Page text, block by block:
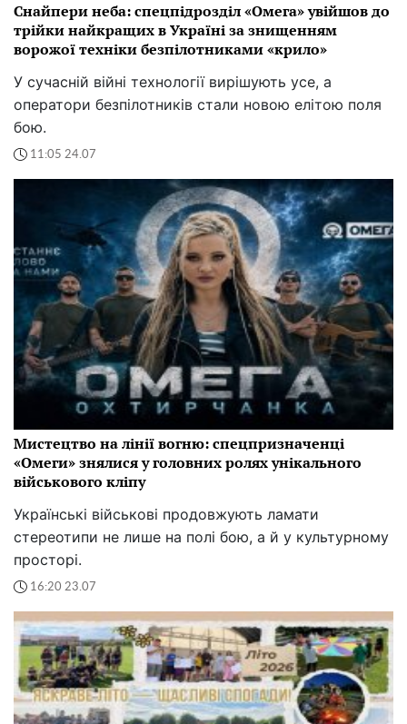
Снайпери неба: спецпідрозділ «Омега» увійшов до
трійки найкращих в Україні за знищенням
ворожої техніки безпілотниками «крило»
У сучасній війні технології вирішують усе, а
оператори безпілотників стали новою елітою поля
бою.
11:05 24.07
Мистецтво на лінії вогню: спецпризначенці
«Омеги» знялися у головних ролях унікального
військового кліпу
Українські військові продовжують ламати
стереотипи не лише на полі бою, а й у культурному
просторі.
16:20 23.07